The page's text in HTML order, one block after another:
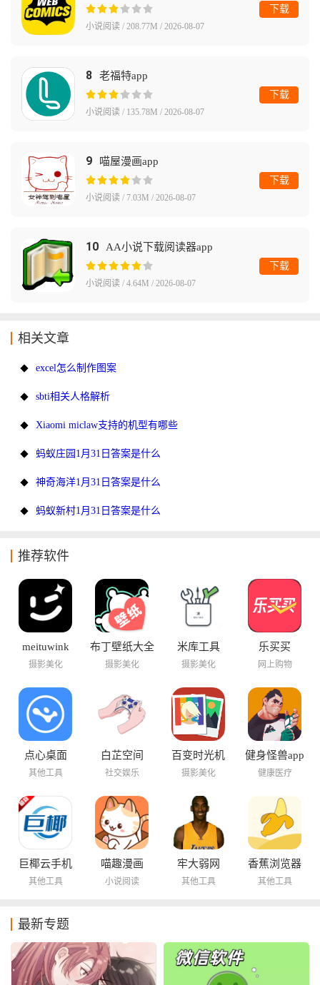
小说阅读 / 208.77M / 2026-08-07
下载
8 老福特app
小说阅读 / 135.78M / 2026-08-07
下载
9 喵屋漫画app
小说阅读 / 7.03M / 2026-08-07
下载
10 AA小说下载阅读器app
小说阅读 / 4.64M / 2026-08-07
下载
相关文章
excel怎么制作图案
sbti相关人格解析
Xiaomi miclaw支持的机型有哪些
蚂蚁庄园1月31日答案是什么
神奇海洋1月31日答案是什么
蚂蚁新村1月31日答案是什么
推荐软件
meituwink
摄影美化
布丁壁纸大全
摄影美化
米库工具
摄影美化
乐买买
网上购物
点心桌面
其他工具
白芷空间
社交娱乐
百变时光机
摄影美化
健身怪兽app
健康医疗
巨椰云手机
其他工具
喵趣漫画
小说阅读
牢大弱网
其他工具
香蕉浏览器
其他工具
最新专题